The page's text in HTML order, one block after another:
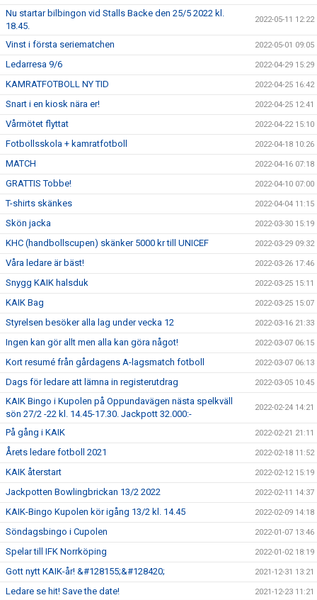
Nu startar bilbingon vid Stalls Backe den 25/5 2022 kl.
18.45.
2022-05-11 12:22
Vinst i första seriematchen 2022-05-01 09:05
Ledarresa 9/6 2022-04-29 15:29
KAMRATFOTBOLL NY TID 2022-04-25 16:42
Snart i en kiosk nära er! 2022-04-25 12:41
Vårmötet flyttat 2022-04-22 15:10
Fotbollsskola + kamratfotboll 2022-04-18 10:26
MATCH 2022-04-16 07:18
GRATTIS Tobbe! 2022-04-10 07:00
T-shirts skänkes 2022-04-04 11:15
Skön jacka 2022-03-30 15:19
KHC (handbollscupen) skänker 5000 kr till UNICEF 2022-03-29 09:32
Våra ledare är bäst! 2022-03-26 17:46
Snygg KAIK halsduk 2022-03-25 15:11
KAIK Bag 2022-03-25 15:07
Styrelsen besöker alla lag under vecka 12 2022-03-16 21:33
Ingen kan gör allt men alla kan göra något! 2022-03-07 06:15
Kort resumé från gårdagens A-lagsmatch fotboll 2022-03-07 06:13
Dags för ledare att lämna in registerutdrag 2022-03-05 10:45
KAIK Bingo i Kupolen på Oppundavägen nästa spelkväll
sön 27/2 -22 kl. 14.45-17.30. Jackpott 32.000:-
2022-02-24 14:21
På gång i KAIK 2022-02-21 21:11
Årets ledare fotboll 2021 2022-02-18 11:52
KAIK återstart 2022-02-12 15:19
Jackpotten Bowlingbrickan 13/2 2022 2022-02-11 14:37
KAIK-Bingo Kupolen kör igång 13/2 kl. 14.45 2022-02-09 14:18
Söndagsbingo i Cupolen 2022-01-07 13:46
Spelar till IFK Norrköping 2022-01-02 18:19
Gott nytt KAIK-år! &#128155;&#128420; 2021-12-31 13:21
Ledare se hit! Save the date! 2021-12-23 11:21